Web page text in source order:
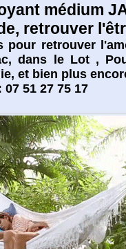
médium
retrouver
pour retrouver
dans le Lot ,
et bien plus
51 27 75 17